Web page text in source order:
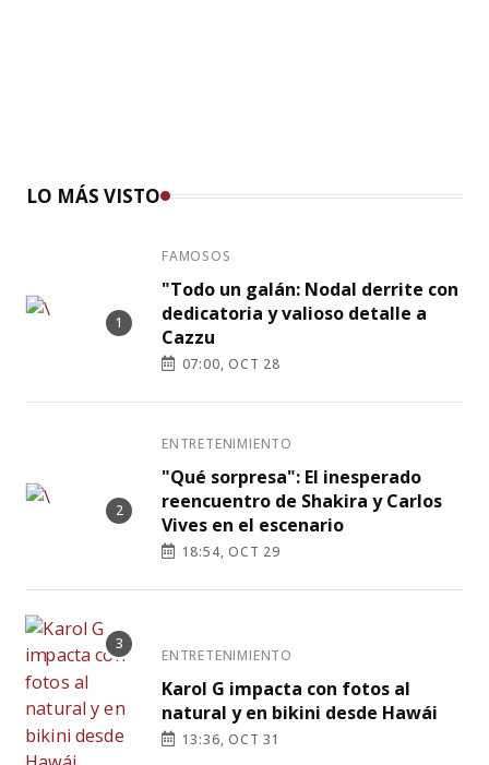
LO MÁS VISTO
FAMOSOS
"Todo un galán: Nodal derrite con
dedicatoria y valioso detalle a
Cazzu
07:00, OCT 28
ENTRETENIMIENTO
"Qué sorpresa": El inesperado
reencuentro de Shakira y Carlos
Vives en el escenario
18:54, OCT 29
ENTRETENIMIENTO
Karol G impacta con fotos al
natural y en bikini desde Hawái
13:36, OCT 31